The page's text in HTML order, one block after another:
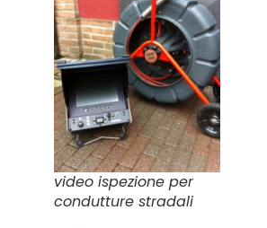
video ispezione per
condutture stradali